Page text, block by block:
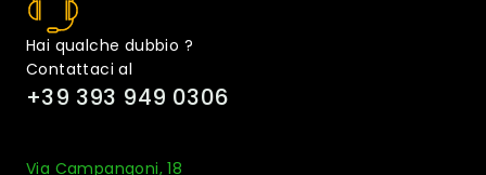
Hai qualche dubbio ?
Contattaci al
+39 393 949 0306
Via Campangoni, 18